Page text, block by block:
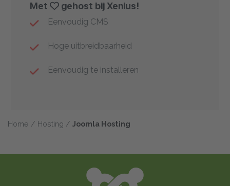
Met gehost bij Xenius!
Eenvoudig CMS
Hoge uitbreidbaarheid
Eenvoudig te installeren
Home / Hosting / Joomla Hosting